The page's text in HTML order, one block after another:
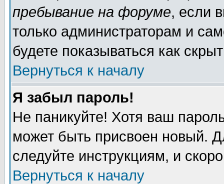
пребывание на форуме, если
только администраторам и
будете показываться как
Вернуться к началу
Я забыл пароль!
Не паникуйте! Хотя ваш
может быть присвоен новый.
следуйте инструкциям, и
Вернуться к началу